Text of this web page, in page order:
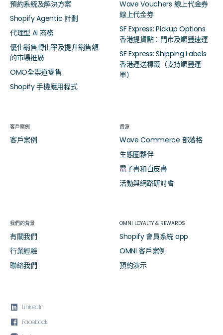
 LinkedIn
 Facebook
預約系統及解決方案
Shopify Agentic 計劃
代理型 AI 商務
優化銷售轉化率及提升銷售額
的市場推廣
OMO全渠道零售
Shopify 手機應用程式
Wave Vouchers 線上代金券
線上代金券
SF Express: Pickup Options
香港提貨點：門市及順豐速運
SF Express: Shipping Labels
香港運送標籤（支持順豐運
單）
客戶案例
客戶案例
資源
Wave Commerce 部落格
生態圈夥伴
電子書和白皮書
活動與網路研討會
我們的背景
有關我們
行業經驗
聯絡我們
OMNI LOYALTY & REWARDS
Shopify 會員系統 app
OMNI 客戶案例
預約演示